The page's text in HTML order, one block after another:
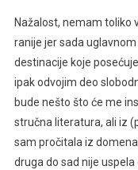
Nažalost, nemam toliko
ranije jer sada
destinacije koje
ipak odvojim deo
bude nešto što će me
stručna literatura, ali iz
sam pročitala iz
druga do sad nije uspela